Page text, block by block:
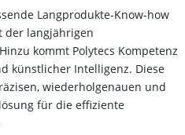
Langprodukte-Know-how
der langjährigen
kommt Polytecs Kompetenz
künstlicher Intelligenz. Diese
wiederholgenauen und
für die effiziente